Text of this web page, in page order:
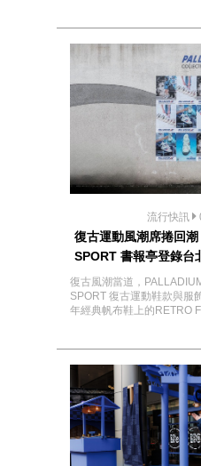
流行快訊
復古運動風潮席捲回
SPORT 書報亭登錄台
復古風潮當道，
SPORT 復古運動鞋款與服
年經典帆布鞋上的RETRO